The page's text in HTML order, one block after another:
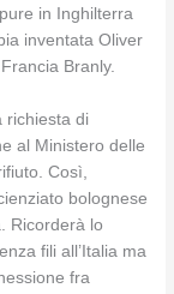
in Inghilterra
inventata Oliver
Branly.
richiesta di
al Ministero delle
Così,
bolognese
Ricorderà lo
fili all’Italia ma
fra